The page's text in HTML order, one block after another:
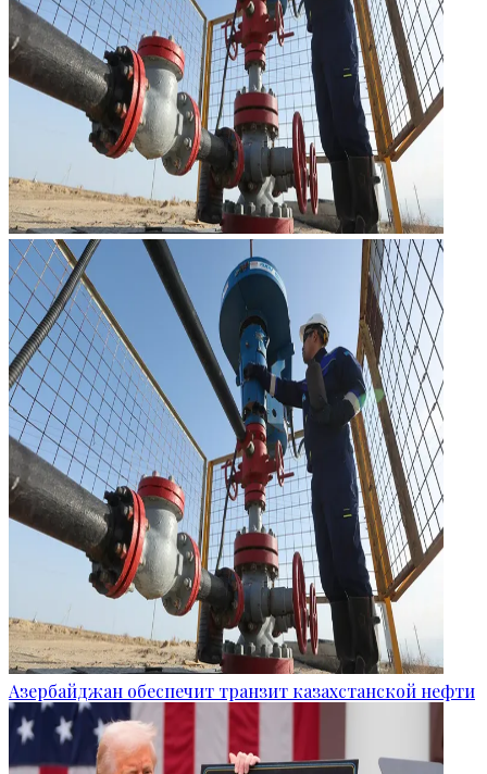
Азербайджан обеспечит транзит казахстанской нефти